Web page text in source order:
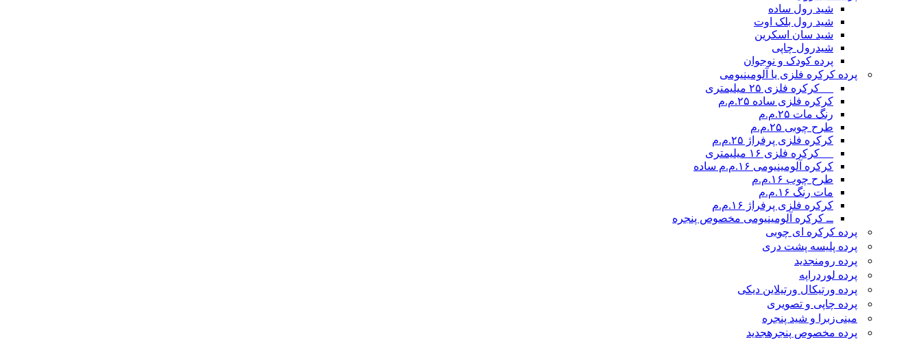
شید رول ساده
شید رول بلک اوت
شید سان اسکرین
شیدرول چاپی
پرده کودک و نوجوان
پرده کرکره فلزی یا آلومینیومی
__ کرکره فلزی ۲۵ میلیمتری
کرکره فلزی ساده ۲۵.م.م
رنگ مات ۲۵.م.م
طرح چوبی ۲۵.م.م
کرکره فلزی پرفراژ ۲۵.م.م
__ کرکره فلزی ۱۶ میلیمتری
کرکره آلومینیومی ۱۶.م.م ساده
طرح چوب ۱۶.م.م
مات رنگ ۱۶.م.م
کرکره فلزی پرفراژ ۱۶.م.م
ــ کرکره آلومینیومی مخصوص پنجره
پرده کرکره ای چوبی
پرده پلیسه پشت دری
پرده رومنجدید
پرده لوردراپه
پرده ورتیکال ورتیلاین دیکی
پرده چاپی و تصویری
مینی‌زبرا و شید پنجره
پرده مخصوص پنجرهجدید